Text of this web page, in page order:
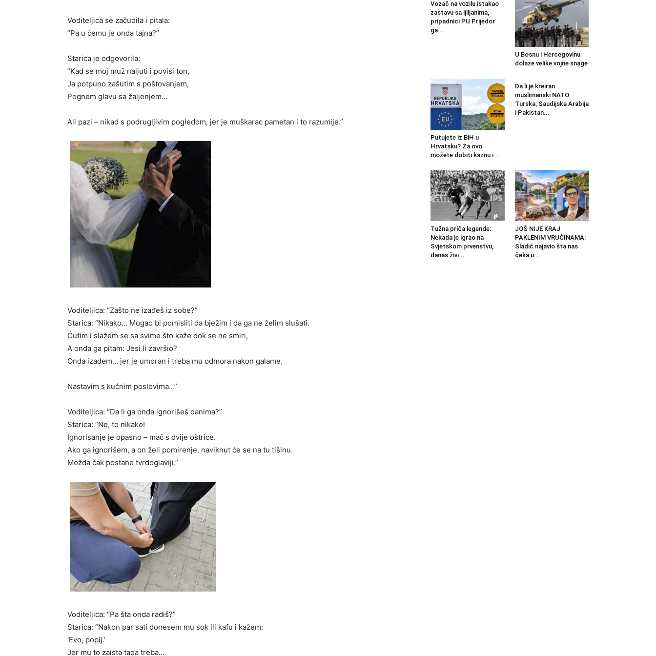
Voditeljica se začudila i pitala:
“Pa u čemu je onda tajna?”
Starica je odgovorila:
“Kad se moj muž naljuti i povisi ton,
Ja potpuno zašutim s poštovanjem,
Pognem glavu sa žaljenjem…
Ali pazi – nikad s podrugljivim pogledom, jer je muškarac pametan i to razumije.”
Voditeljica: “Zašto ne izađeš iz sobe?”
Starica: “Nikako… Mogao bi pomisliti da bježim i da ga ne želim slušati.
Ćutim i slažem se sa svime što kaže dok se ne smiri,
A onda ga pitam: Jesi li završio?
Onda izađem… jer je umoran i treba mu odmora nakon galame.
Nastavim s kućnim poslovima…”
Voditeljica: “Da li ga onda ignorišeš danima?”
Starica: “Ne, to nikako!
Ignorisanje je opasno – mač s dvije oštrice.
Ako ga ignorišem, a on želi pomirenje, naviknut će se na tu tišinu.
Možda čak postane tvrdoglaviji.”
Voditeljica: “Pa šta onda radiš?”
Starica: “Nakon par sati donesem mu sok ili kafu i kažem:
‘Evo, popij.’
Jer mu to zaista tada treba…
Vozač na vozilu istakao
zastavu sa ljiljanima,
pripadnici PU Prijedor
ga...
U Bosnu i Hercegovinu
dolaze velike vojne snage
Putujete iz BiH u
Hrvatsku? Za ovo
možete dobiti kaznu i...
Da li je kreiran
muslimanski NATO:
Turska, Saudijska Arabija
i Pakistan...
Tužna priča legende:
Nekada je igrao na
Svjetskom prvenstvu,
danas živi...
JOŠ NIJE KRAJ
PAKLENIM VRUĆINAMA:
Sladić najavio šta nas
čeka u...